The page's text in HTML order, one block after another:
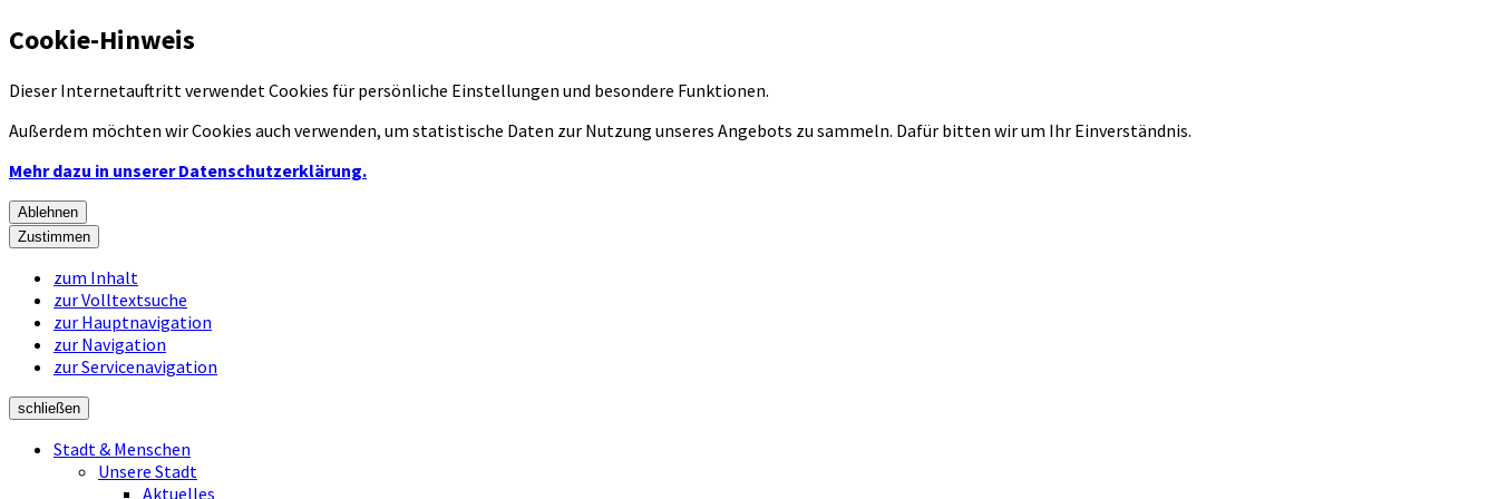
Cookie-Hinweis
Dieser Internetauftritt verwendet Cookies für persönliche Einstellungen und besondere Funktionen.
Außerdem möchten wir Cookies auch verwenden, um statistische Daten zur Nutzung unseres Angebots zu sammeln. Dafür bitten wir um Ihr Einverständnis.
Mehr dazu in unserer Datenschutzerklärung.
Ablehnen
Zustimmen
zum Inhalt
zur Volltextsuche
zur Hauptnavigation
zur Navigation
zur Servicenavigation
schließen
Stadt & Menschen
Unsere Stadt
Aktuelles